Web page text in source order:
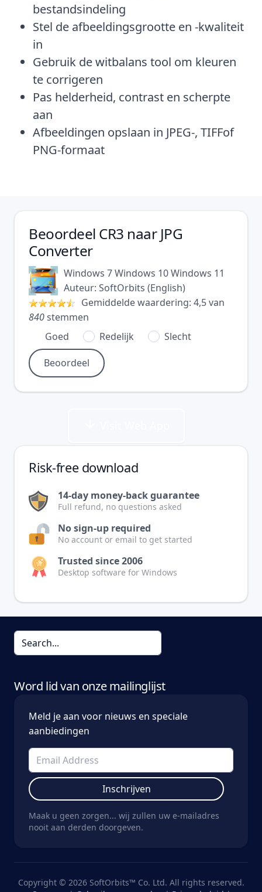
bestandsindeling
Stel de afbeeldingsgrootte en -kwaliteit
in
Gebruik de witbalans tool om kleuren
te corrigeren
Pas helderheid, contrast en scherpte
aan
Afbeeldingen opslaan in JPEG-, TIFFof
PNG-formaat
Beoordeel CR3 naar JPG
Converter
Windows 7Windows 10Windows 11
Auteur: SoftOrbits (English)
Gemiddelde waardering: 4,5van
840stemmen
Goed
Redelijk Slecht
Risk-free download
14-day money-back guarantee
Full refund, no questions asked
No sign-up required
No account or email to get started
Trusted since 2006
Desktop software for Windows
Word lid van onze mailinglijst
Meld je aan voor nieuws en speciale
aanbiedingen
Inschrijven
Maak u geen zorgen... wij zullen uw e-mailadres
nooit aan derden doorgeven.
Copyright © 2026 SoftOrbits™ Co. Ltd. All rights reserved.